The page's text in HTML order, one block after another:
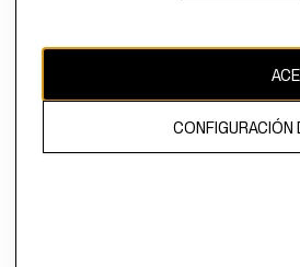
El contenido de esta página web está
propiedad de H&M Hennes & Mauritz AB.